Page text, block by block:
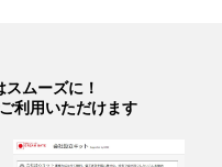
ムーズに！
利用いただけます